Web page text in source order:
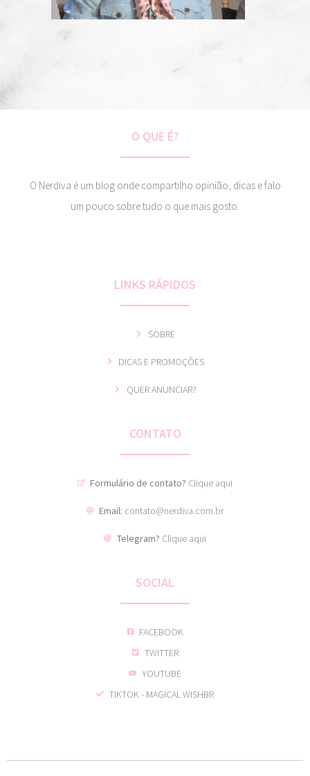
O QUE É?
O Nerdiva é um blog onde compartilho opinião, dicas e falo
um pouco sobre tudo o que mais gosto.
LINKS RÁPIDOS
SOBRE
DICAS E PROMOÇÕES
QUER ANUNCIAR?
CONTATO
Formulário de contato? Clique aqui
Email: contato@nerdiva.com.br
Telegram? Clique aqui
SOCIAL
FACEBOOK
TWITTER
YOUTUBE
TIKTOK - MAGICAL WISHBR